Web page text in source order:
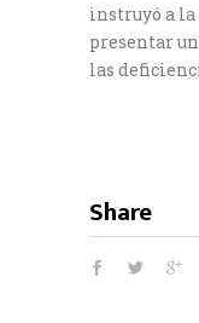
instruyó a la
presentar
las
Share